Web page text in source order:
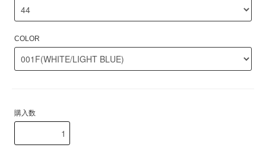
COLOR
購入数